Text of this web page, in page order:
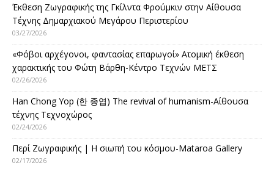
Έκθεση Ζωγραφικής της Γκίλντα Φρούμκιν στην Αίθουσα
Τέχνης Δημαρχιακού Μεγάρου Περιστερίου
03/27/2026
«Φόβοι αρχέγονοι, φαντασίας επαρωγοί» Ατομική έκθεση
χαρακτικής του Φώτη Βάρθη-Κέντρο Τεχνών ΜΕΤΣ
02/26/2026
Han Chong Yop (한 종엽) The revival of humanism-Αίθουσα
τέχνης Τεχνοχώρος
02/24/2026
Περί Ζωγραφικής | Η σιωπή του κόσμου-Mataroa Gallery
02/17/2026